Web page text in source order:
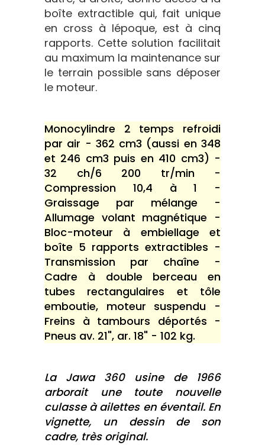
boîte extractible qui, fait unique
en cross à lépoque, est à cinq
rapports. Cette solution facilitait
au maximum la maintenance sur
le terrain possible sans déposer
le moteur.
Monocylindre 2 temps refroidi
par air - 362 cm3 (aussi en 348
et 246 cm3 puis en 410 cm3) -
32 ch/6 200 tr/min -
Compression 10,4 à 1 -
Graissage par mélange -
Allumage volant magnétique -
Bloc-moteur à embiellage et
boîte 5 rapports extractibles -
Transmission par chaîne -
Cadre à double berceau en
tubes rectangulaires et tôle
emboutie, moteur suspendu -
Freins à tambours déportés -
Pneus av. 21", ar. 18" - 102 kg.
La Jawa 360 usine de 1966
arborait une toute nouvelle
culasse à ailettes en éventail. En
vignette, un dessin de son
cadre, très original.